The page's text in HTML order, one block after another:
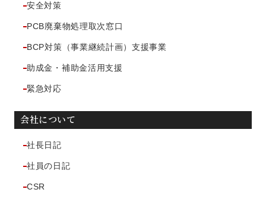
安全対策
PCB廃棄物処理取次窓口
BCP対策（事業継続計画）支援事業
助成金・補助金活用支援
緊急対応
会社について
社長日記
社員の日記
CSR